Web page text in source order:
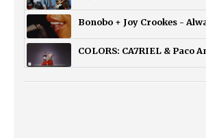
Bonobo + Joy Crookes -
COLORS: CA7RIEL & Paco